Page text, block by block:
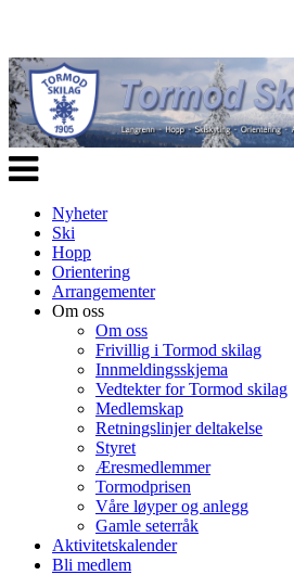
Veksle
navigasjon
Nyheter
Ski
Hopp
Orientering
Arrangementer
Om oss
Om oss
Frivillig i Tormod skilag
Innmeldingsskjema
Vedtekter for Tormod skilag
Medlemskap
Retningslinjer deltakelse
Styret
Æresmedlemmer
Tormodprisen
Våre løyper og anlegg
Gamle seterråk
Aktivitetskalender
Bli medlem